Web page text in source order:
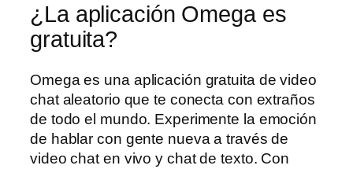
¿La aplicación Omega es
gratuita?
Omega es una aplicación gratuita de video
chat aleatorio que te conecta con extraños
de todo el mundo. Experimente la emoción
de hablar con gente nueva a través de
video chat en vivo y chat de texto. Con